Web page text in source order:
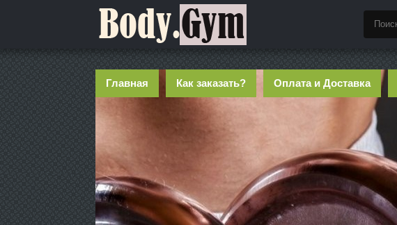
Главная Как заказать? Оплата и Доставка